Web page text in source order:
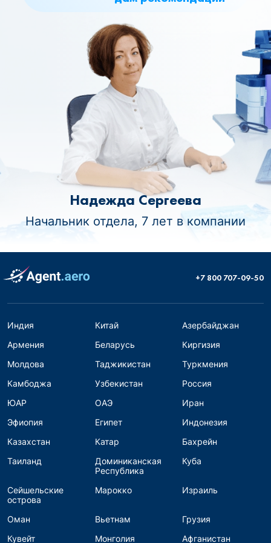
Надежда Сергеева
Начальник отдела, 7 лет в компании
+7 800 707-09-50
Индия Китай
Азербайджан
Армения
Беларусь
Киргизия
Молдова
Таджикистан
Туркмения
Камбоджа
Узбекистан
Россия
ЮАР
ОАЭ
Иран
Эфиопия
Египет
Индонезия
Казахстан
Катар
Бахрейн
Таиланд
Доминиканская
Республика
Куба
Сейшельские
острова
Марокко Израиль
Оман Вьетнам
Грузия
Кувейт
Монголия Афганистан